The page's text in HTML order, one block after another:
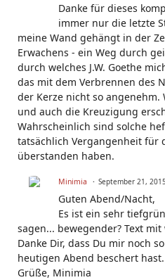
Danke für dieses
immer nur die letzte
meine Wand gehängt in der
Erwachens - ein Weg durch
durch welches J.W. Goethe
das mit dem Verbrennen des
der Kerze nicht so angenehm.
und auch die Kreuzigung
Wahrscheinlich sind solche
tatsächlich Vergangenheit für
überstanden haben.
Minimia September 21,
Guten Abend/Nacht,
Es ist ein sehr
sagen... bewegender? Text
Danke Dir, dass Du mir noch
heutigen Abend beschert hast.
Grüße, Minimia